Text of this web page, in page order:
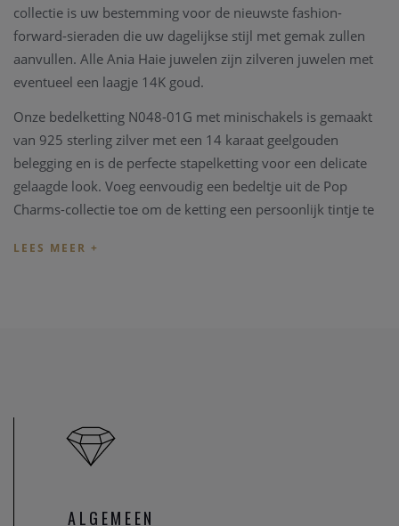
collectie is uw bestemming voor de nieuwste fashion-
forward-sieraden die uw dagelijkse stijl met gemak zullen
aanvullen. Alle Ania Haie juwelen zijn zilveren juwelen met
eventueel een laagje 14K goud.
Onze bedelketting N048-01G met minischakels is gemaakt
van 925 sterling zilver met een 14 karaat geelgouden
belegging en is de perfecte stapelketting voor een delicate
gelaagde look. Voeg eenvoudig een bedeltje uit de Pop
Charms-collectie toe om de ketting een persoonlijk tintje te
kettingen.
en smaak.
Heeft u verder vragen kan u steeds
ALGEMEEN